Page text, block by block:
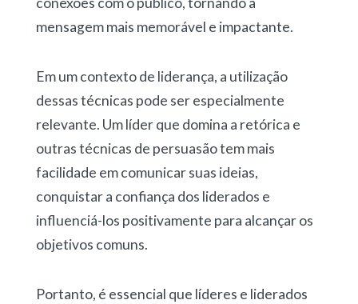
mensagem mais memorável e impactante.
Em um contexto de liderança, a utilização
dessas técnicas pode ser especialmente
relevante. Um líder que domina a retórica e
outras técnicas de persuasão tem mais
facilidade em comunicar suas ideias,
conquistar a confiança dos liderados e
influenciá-los positivamente para alcançar os
objetivos comuns.
Portanto, é essencial que líderes e liderados